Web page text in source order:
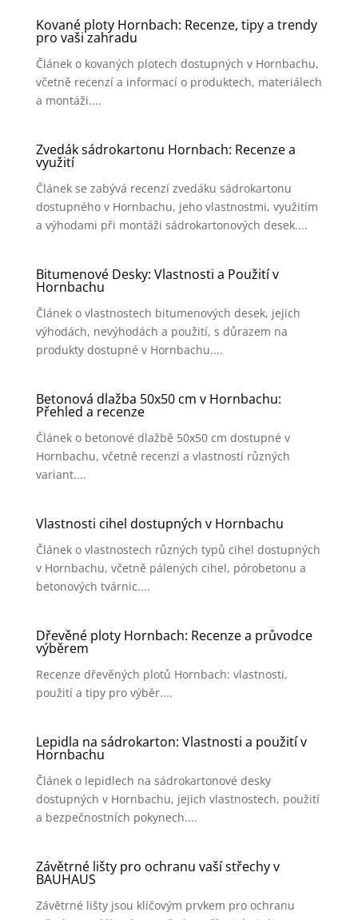
Kované ploty Hornbach: Recenze, tipy a trendy
pro vaši zahradu
Článek o kovaných plotech dostupných v Hornbachu,
včetně recenzí a informací o produktech, materiálech
a montáži....
Zvedák sádrokartonu Hornbach: Recenze a
využití
Článek se zabývá recenzí zvedáku sádrokartonu
dostupného v Hornbachu, jeho vlastnostmi, využitím
a výhodami při montáži sádrokartonových desek....
Bitumenové Desky: Vlastnosti a Použití v
Hornbachu
Článek o vlastnostech bitumenových desek, jejich
výhodách, nevýhodách a použití, s důrazem na
produkty dostupné v Hornbachu....
Betonová dlažba 50x50 cm v Hornbachu:
Přehled a recenze
Článek o betonové dlažbě 50x50 cm dostupné v
Hornbachu, včetně recenzí a vlastností různých
variant....
Vlastnosti cihel dostupných v Hornbachu
Článek o vlastnostech různých typů cihel dostupných
v Hornbachu, včetně pálených cihel, pórobetonu a
betonových tvárnic....
Dřevěné ploty Hornbach: Recenze a průvodce
výběrem
Recenze dřevěných plotů Hornbach: vlastnosti,
použití a tipy pro výběr....
Lepidla na sádrokarton: Vlastnosti a použití v
Hornbachu
Článek o lepidlech na sádrokartonové desky
dostupných v Hornbachu, jejich vlastnostech, použití
a bezpečnostních pokynech....
Závětrné lišty pro ochranu vaší střechy v
BAUHAUS
Závětrné lišty jsou klíčovým prvkem pro ochranu